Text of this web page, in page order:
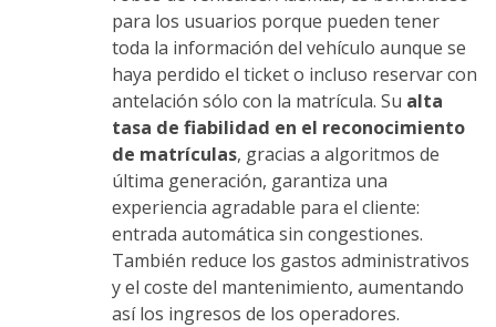
para los usuarios porque pueden tener
toda la información del vehículo aunque se
haya perdido el ticket o incluso reservar con
antelación sólo con la matrícula. Su alta
tasa de fiabilidad en el reconocimiento
de matrículas, gracias a algoritmos de
última generación, garantiza una
experiencia agradable para el cliente:
entrada automática sin congestiones.
También reduce los gastos administrativos
y el coste del mantenimiento, aumentando
así los ingresos de los operadores.